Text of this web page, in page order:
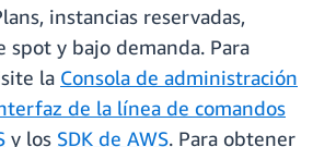
instancias reservadas,
spot y bajo demanda. Para
la Consola de administración
de la línea de comandos
y los SDK de AWS. Para obtener